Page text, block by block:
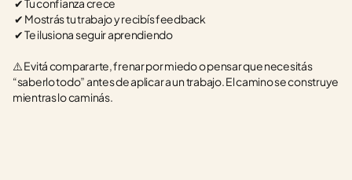
✔ Tu confianza crece
✔ Mostrás tu trabajo y recibís feedback
✔ Te ilusiona seguir aprendiendo
⚠️ Evitá compararte, frenar por miedo o pensar que necesitás
“saberlo todo” antes de aplicar a un trabajo. El camino se construye
mientras lo caminás.